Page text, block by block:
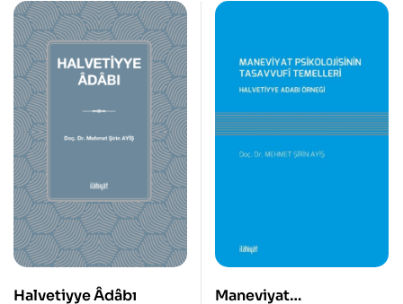
Halvetiyye Âdâbı
Maneviyat